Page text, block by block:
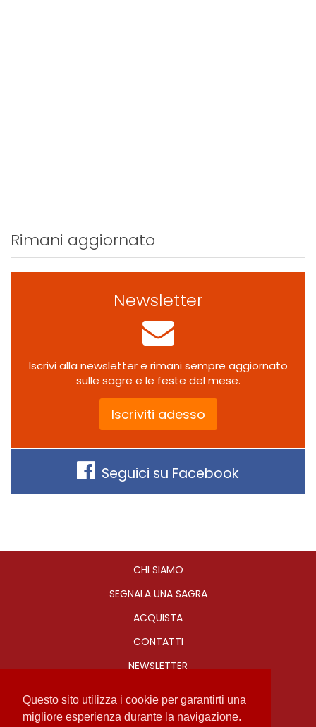
Questo sito utilizza i cookie per garantirti una
migliore esperienza durante la navigazione.
Rimani aggiornato
Newsletter
Iscrivi alla newsletter e rimani sempre aggiornato
sulle sagre e le feste del mese.
Iscriviti adesso
Seguici su Facebook
CHI SIAMO
SEGNALA UNA SAGRA
ACQUISTA
CONTATTI
NEWSLETTER